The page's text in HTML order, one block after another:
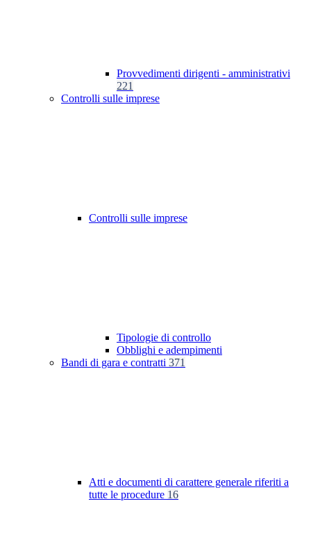
Provvedimenti dirigenti - amministrativi
221
Controlli sulle imprese
Controlli sulle imprese
Tipologie di controllo
Obblighi e adempimenti
Bandi di gara e contratti 371
Atti e documenti di carattere generale riferiti a
tutte le procedure 16